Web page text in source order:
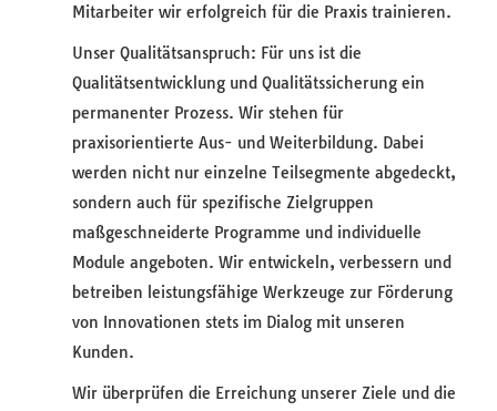
Mitarbeiter wir erfolgreich für die Praxis trainieren.
Unser Qualitätsanspruch: Für uns ist die
Qualitätsentwicklung und Qualitätssicherung ein
permanenter Prozess. Wir stehen für
praxisorientierte Aus- und Weiterbildung. Dabei
werden nicht nur einzelne Teilsegmente abgedeckt,
sondern auch für spezifische Zielgruppen
maßgeschneiderte Programme und individuelle
Module angeboten. Wir entwickeln, verbessern und
betreiben leistungsfähige Werkzeuge zur Förderung
von Innovationen stets im Dialog mit unseren
Kunden.
Wir überprüfen die Erreichung unserer Ziele und die